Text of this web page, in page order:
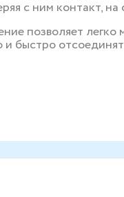
с ним контакт,
позволяет легко
быстро